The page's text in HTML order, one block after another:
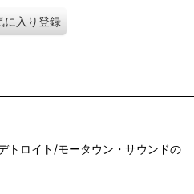
に入り登録
トロイト/モータウン・サウンドの